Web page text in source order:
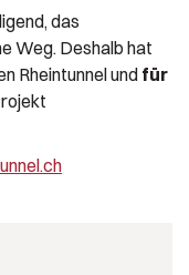
das
Weg. Deshalb hat
Rheintunnel und für